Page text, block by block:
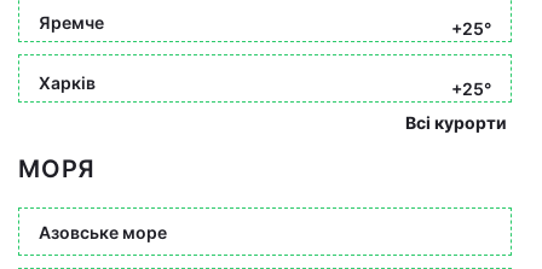
Яремче +25°
Харків
+25°
Всі курорти
МОРЯ
Азовське море